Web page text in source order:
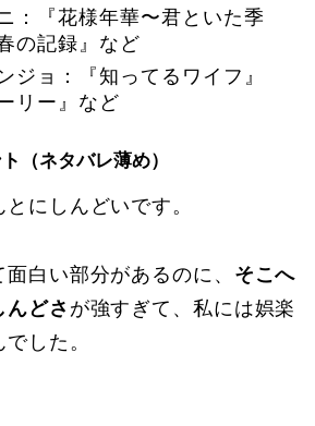
：『花様年華〜君といた季
の記録』など
ジョ：『知ってるワイフ』
リー』など
（ネタバレ薄め）
にしんどいです。
白い部分があるのに、 そこへ
どさ が強すぎて、私には娯楽
した。